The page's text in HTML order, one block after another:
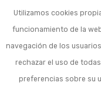
Utilizamos cookies
funcionamiento de la
navegación de los
rechazar el uso de
preferencias sobre su
Listado de